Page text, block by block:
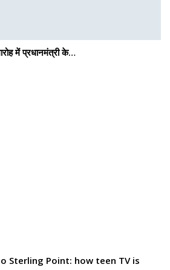
में प्रधानमंत्री के…
Sterling Point: how teen TV is